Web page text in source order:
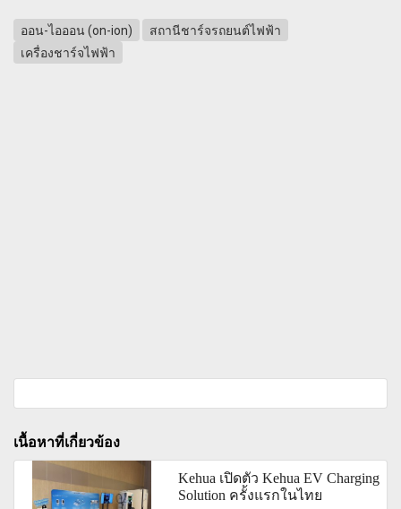
ออน-ไอออน (on-ion)
สถานีชาร์จรถยนต์ไฟฟ้า
เครื่องชาร์จไฟฟ้า
เนื้อหาที่เกี่ยวข้อง
Kehua เปิดตัว Kehua EV Charging
Solution ครั้งแรกในไทย